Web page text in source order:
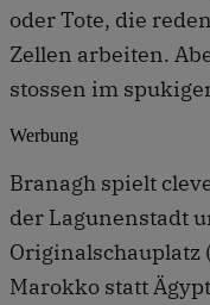
oder Tote, die
Zellen arbeiten.
stossen im
Werbung
Branagh spielt
der Lagunenstadt
Originalschauplatz
Marokko statt